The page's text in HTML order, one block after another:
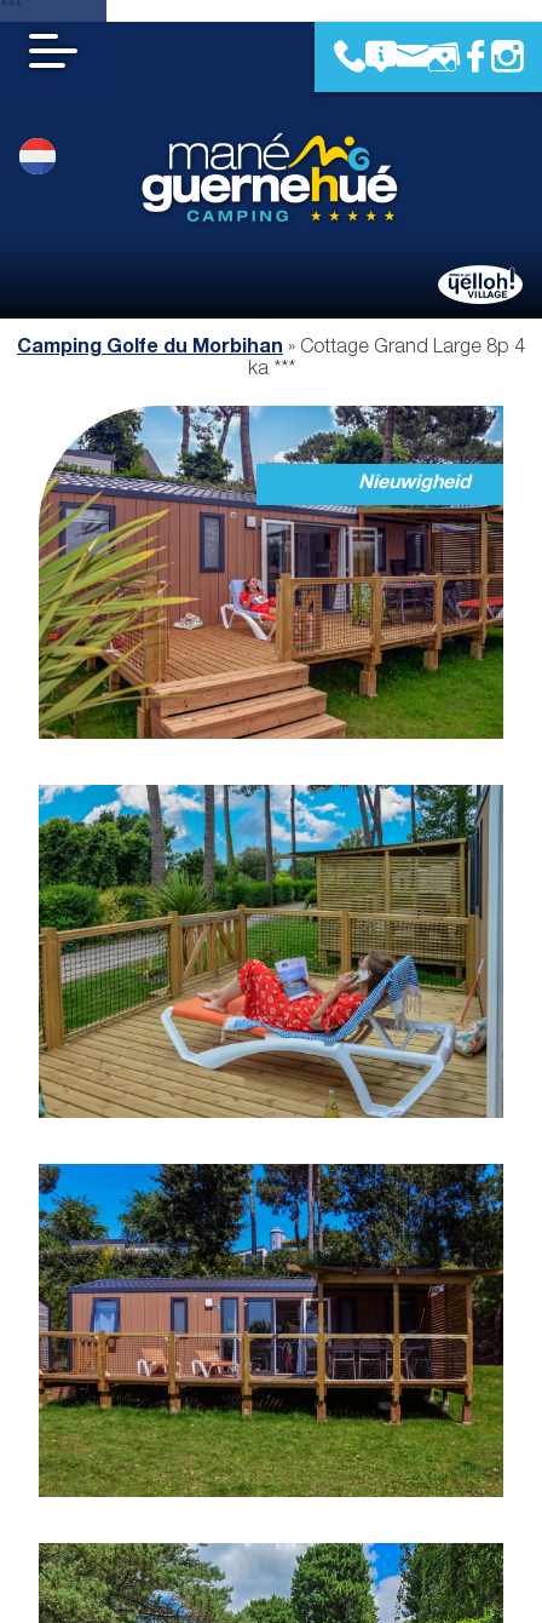
Camping Golfe du Morbihan » Cottage Grand Large 8p 4
ka ***
Nieuwigheid